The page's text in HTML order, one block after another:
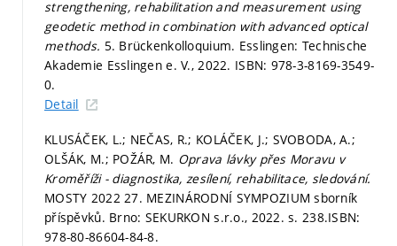
strengthening, rehabilitation and measurement using
geodetic method in combination with advanced optical
methods. 5. Brückenkolloquium. Esslingen: Technische
Akademie Esslingen e. V., 2022. ISBN: 978-3-8169-3549-
0.
Detail
KLUSÁČEK, L.; NEČAS, R.; KOLÁČEK, J.; SVOBODA, A.;
OLŠÁK, M.; POŽÁR, M. Oprava lávky přes Moravu v
Kroměříži - diagnostika, zesílení, rehabilitace, sledování.
MOSTY 2022 27. MEZINÁRODNÍ SYMPOZIUM sborník
příspěvků. Brno: SEKURKON s.r.o., 2022.s. 238.ISBN:
978-80-86604-84-8.